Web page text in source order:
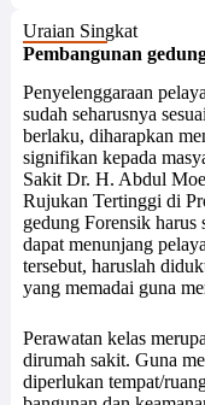
Uraian Singkat
Pembangunan
Penyelenggaraan
sudah seharusnya
berlaku, diharapkan
signifikan kepada
Sakit Dr. H. Abdul
Rujukan Tertinggi di
gedung Forensik harus
dapat menunjang
tersebut, haruslah
yang memadai guna
Perawatan kelas
dirumah sakit. Guna
diperlukan tempat/